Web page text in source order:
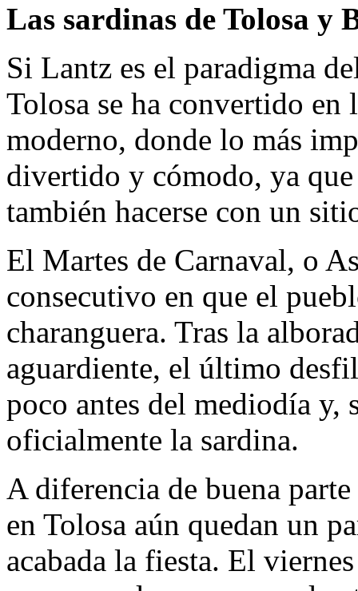
Las sardinas de Tolosa y
Si Lantz es el paradigma
Tolosa se ha convertido en
moderno, donde lo más
divertido y cómodo, ya
también hacerse con un
El Martes de Carnaval, o
consecutivo en que el
charanguera. Tras la
aguardiente, el último
poco antes del mediodía y,
oficialmente la sardina.
A diferencia de buena
en Tolosa aún quedan un
acabada la fiesta. El